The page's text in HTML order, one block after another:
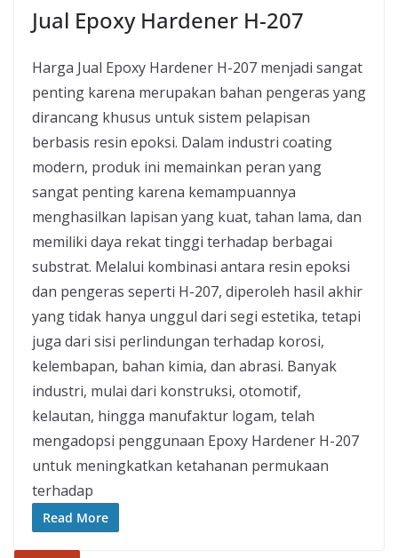
Jual Epoxy Hardener H-207
Harga Jual Epoxy Hardener H-207 menjadi sangat
penting karena merupakan bahan pengeras yang
dirancang khusus untuk sistem pelapisan
berbasis resin epoksi. Dalam industri coating
modern, produk ini memainkan peran yang
sangat penting karena kemampuannya
menghasilkan lapisan yang kuat, tahan lama, dan
memiliki daya rekat tinggi terhadap berbagai
substrat. Melalui kombinasi antara resin epoksi
dan pengeras seperti H-207, diperoleh hasil akhir
yang tidak hanya unggul dari segi estetika, tetapi
juga dari sisi perlindungan terhadap korosi,
kelembapan, bahan kimia, dan abrasi. Banyak
industri, mulai dari konstruksi, otomotif,
kelautan, hingga manufaktur logam, telah
mengadopsi penggunaan Epoxy Hardener H-207
untuk meningkatkan ketahanan permukaan
terhadap
Read More